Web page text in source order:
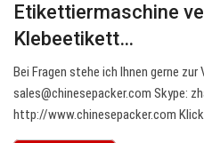
Etikettiermaschine
Klebeetikett…
Bei Fragen stehe ich Ihnen gerne zur
sales@chinesepacker.com Skype:
http://www.chinesepacker.com